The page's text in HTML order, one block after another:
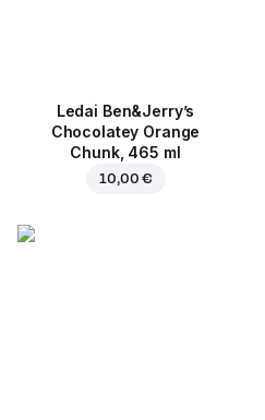
Ledai Ben&Jerry’s
Chocolatey Orange
Chunk, 465 ml
10,00 €